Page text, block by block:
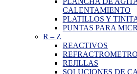
CALENTAMIENTO
PLATILLOS Y
PUNTAS PARA
R – Z
REACTIVOS
REFRACTROMETRO
REJILLAS
SOLUCIONES DE